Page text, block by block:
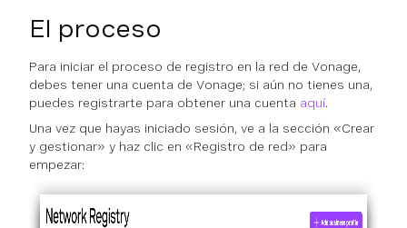
El proceso
Para iniciar el proceso de registro en la red de Vonage,
debes tener una cuenta de Vonage; si aún no tienes una,
puedes registrarte para obtener una cuenta aquí.
Una vez que hayas iniciado sesión, ve a la sección «Crear
y gestionar» y haz clic en «Registro de red» para
empezar: